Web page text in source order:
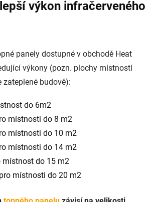
výkon infračerveného
panely dostupné v obchodě Heat
výkony (pozn. plochy místností
budově):
do 6m2
místnosti do 8 m2
místnosti do 10 m2
místnosti do 14 m2
místnost do 15 m2
místnosti do 20 m2